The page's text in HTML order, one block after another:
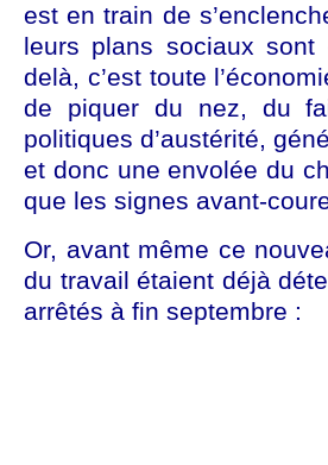
est en train de
leurs plans sociaux
delà, c’est toute
de piquer du nez, du
politiques d’austérité,
et donc une envolée du
que les signes avant-
Or, avant même ce
du travail étaient déjà
arrêtés à fin septembre :